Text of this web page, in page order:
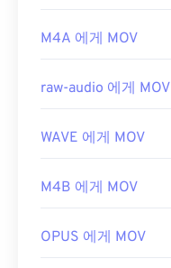
M4A 에게 MOV
raw-audio 에게 MOV
WAVE 에게 MOV
M4B 에게 MOV
OPUS 에게 MOV